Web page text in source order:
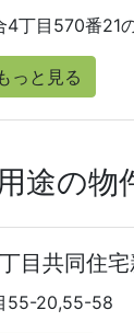
4丁目570番21
っと見る
途の物
目共同住
55-20,55-58